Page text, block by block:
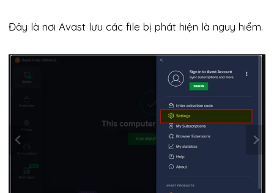
Đây là nơi Avast lưu các file bị phát hiện là nguy hiểm.